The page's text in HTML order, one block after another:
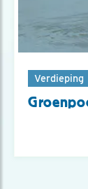
Verdieping